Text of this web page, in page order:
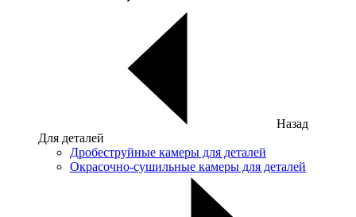
Назад
Для деталей
Дробеструйные камеры для деталей
Окрасочно-сушильные камеры для деталей